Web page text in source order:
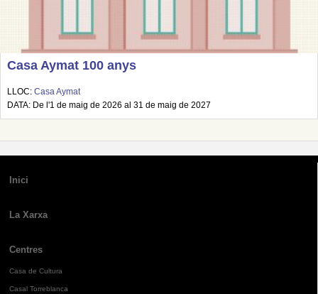
Casa Aymat 100 anys
LLOC: Casa Aymat
DATA: De l'1 de maig de 2026 al 31 de maig de 2027
Inici
La Xarxa
Centres
Casa de Cultura
Casal Torreblanca